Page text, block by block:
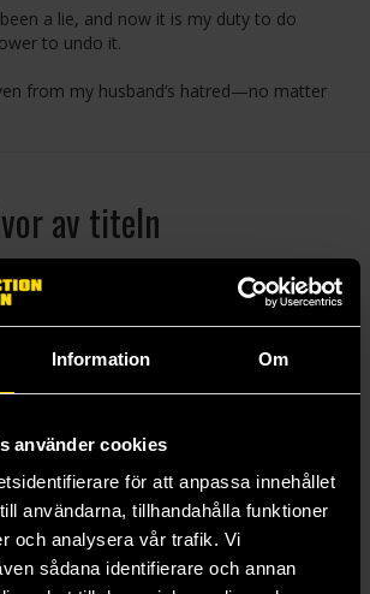
Information Om
använder cookies
för att anpassa innehållet
användarna, tillhandahålla funktioner
och analysera vår trafik. Vi
sådana identifierare och annan
a lie, and now it is my duty to do
to undo it.
from my husband’s hatred—no matter
av titeln
Andra delar i serien
3